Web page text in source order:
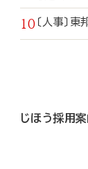
〔人事〕
じほう採用